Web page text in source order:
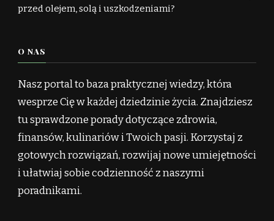
przed olejem, solą i uszkodzeniami?
O NAS
Nasz portal to baza praktycznej wiedzy, która
wesprze Cię w każdej dziedzinie życia. Znajdziesz
tu sprawdzone porady dotyczące zdrowia,
finansów, kulinariów i Twoich pasji. Korzystaj z
gotowych rozwiązań, rozwijaj nowe umiejętności
i ułatwiaj sobie codzienność z naszymi
poradnikami.